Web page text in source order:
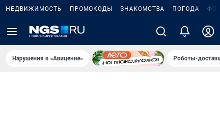
НЕДВИЖИМОСТЬ ПРОМОКОДЫ ЗНАКОМСТВА ПОГОДА
Нарушения в «Авиценне» Роботы-